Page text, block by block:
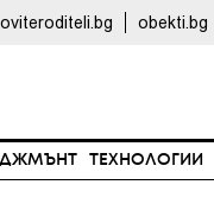
obekti.bg
ТЕХНОЛОГИИ